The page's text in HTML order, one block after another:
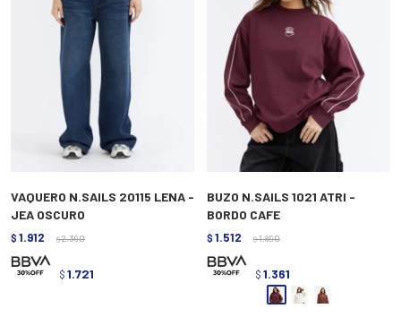
VAQUERO N.SAILS 20115 LENA -
JEA OSCURO
$ 1.912 $ 2.390
$ 1.721
BUZO N.SAILS 1021 ATRI -
BORDO CAFE
$ 1.512 $ 1.890
$ 1.361